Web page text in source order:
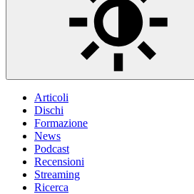
Articoli
Dischi
Formazione
News
Podcast
Recensioni
Streaming
Ricerca